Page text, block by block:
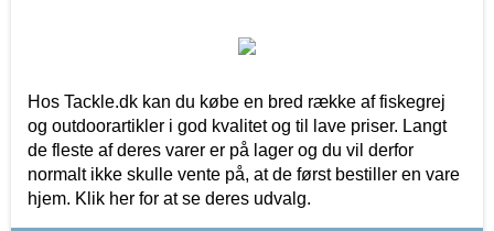
Hos Tackle.dk kan du købe en bred række af fiskegrej
og outdoorartikler i god kvalitet og til lave priser. Langt
de fleste af deres varer er på lager og du vil derfor
normalt ikke skulle vente på, at de først bestiller en vare
hjem. Klik her for at se deres udvalg.